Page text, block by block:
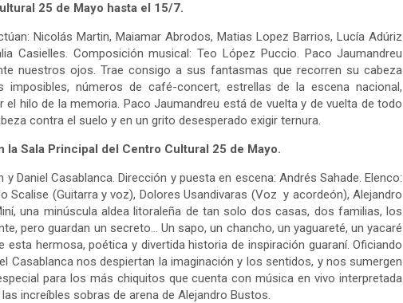
25 de Mayo hasta el 15/7.
Nicolás Martin, Maiamar Abrodos, Matias Lopez Barrios, Lucía Adúriz
Casielles. Composición musical: Teo López Puccio. Paco Jaumandreu
nuestros ojos. Trae consigo a sus fantasmas que recorren su cabeza
imposibles, números de café-concert, estrellas de la escena nacional,
hilo de la memoria. Paco Jaumandreu está de vuelta y de vuelta de todo
contra el suelo y en un grito desesperado exigir ternura.
la Sala Principal del Centro Cultural 25 de Mayo.
y Daniel Casablanca. Dirección y puesta en escena: Andrés Sahade. Elenco:
Scalise (Guitarra y voz), Dolores Usandivaras (Voz y acordeón), Alejandro
una minúscula aldea litoraleña de tan solo dos casas, dos familias, los
pero guardan un secreto… Un sapo, un chancho, un yaguareté, un yacaré
hermosa, poética y divertida historia de inspiración guaraní. Oficiando
Casablanca nos despiertan la imaginación y los sentidos, y nos sumergen
para los más chiquitos que cuenta con música en vivo interpretada
increíbles sobras de arena de Alejandro Bustos.